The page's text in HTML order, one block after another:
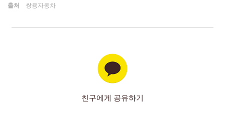
출처
쌍용자동차
친구에게 공유하기